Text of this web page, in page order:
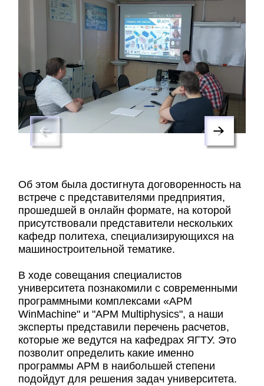
Об этом была достигнута договоренность на
встрече с представителями предприятия,
прошедшей в онлайн формате, на которой
присутствовали представители нескольких
кафедр политеха, специализирующихся на
машиностроительной тематике.
В ходе совещания специалистов
университета познакомили с современными
программными комплексами «APM
WinMachine" и "APM Multiphysics", а наши
эксперты представили перечень расчетов,
которые же ведутся на кафедрах ЯГТУ. Это
позволит определить какие именно
программы АРМ в наибольшей степени
подойдут для решения задач университета.